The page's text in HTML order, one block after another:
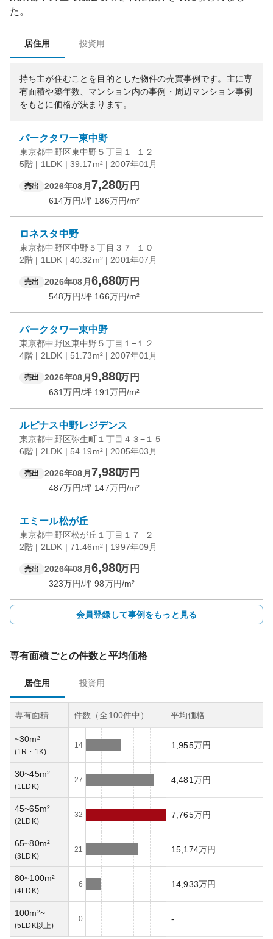
た。
居住用 投資用
持ち主が住むことを目的とした物件の売買事例です。 主に専
有面積や築年数、マンション内の事例・周辺マンション事例
をもとに価格が決まります。
パークタワー東中野
東京都中野区東中野５丁目１−１２
5階 | 1LDK | 39.17m² | 2007年01月
売出 2026年08月 7,280万円
614万円/坪 186万円/m²
ロネスタ中野
東京都中野区中野５丁目３７−１０
2階 | 1LDK | 40.32m² | 2001年07月
売出 2026年08月 6,680万円
548万円/坪 166万円/m²
パークタワー東中野
東京都中野区東中野５丁目１−１２
4階 | 2LDK | 51.73m² | 2007年01月
売出 2026年08月 9,880万円
631万円/坪 191万円/m²
ルピナス中野レジデンス
東京都中野区弥生町１丁目４３−１５
6階 | 2LDK | 54.19m² | 2005年03月
売出 2026年08月 7,980万円
487万円/坪 147万円/m²
エミール松が丘
東京都中野区松が丘１丁目１７−２
2階 | 2LDK | 71.46m² | 1997年09月
売出 2026年08月 6,980万円
323万円/坪 98万円/m²
会員登録して事例をもっと見る
専有面積ごとの件数と平均価格
居住用 投資用
専有面積 件数（全100件中） 平均価格
~30m²
(1R・1K)
14 1,955万円
30~45m²
(1LDK)
27 4,481万円
45~65m²
(2LDK)
32 7,765万円
65~80m²
(3LDK)
21 15,174万円
80~100m²
(4LDK)
6 14,933万円
100m²~
(5LDK以上)
0 -